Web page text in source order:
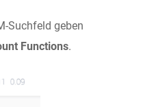
Suchfeld geben
Functions.